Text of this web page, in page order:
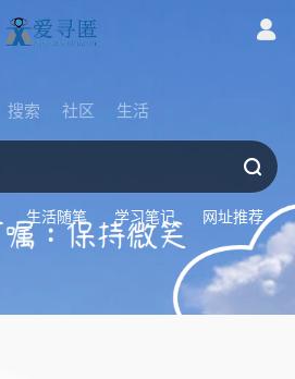
搜索 社区 生活
生活随笔 学习笔记 网址推荐